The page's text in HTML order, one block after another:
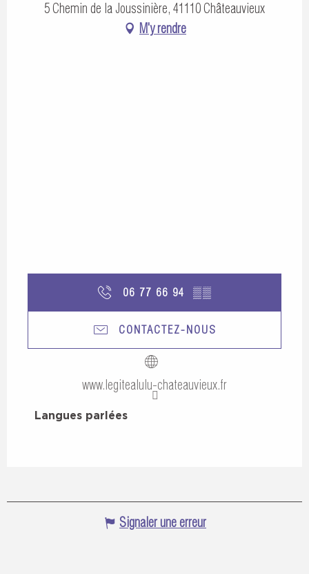
5 Chemin de la Joussinière, 41110 Châteauvieux
M'y rendre
06 77 66 94 ▒▒
CONTACTEZ-NOUS
www.legitealulu-chateauvieux.fr
Langues parlées
Langues parlées
Signaler une erreur